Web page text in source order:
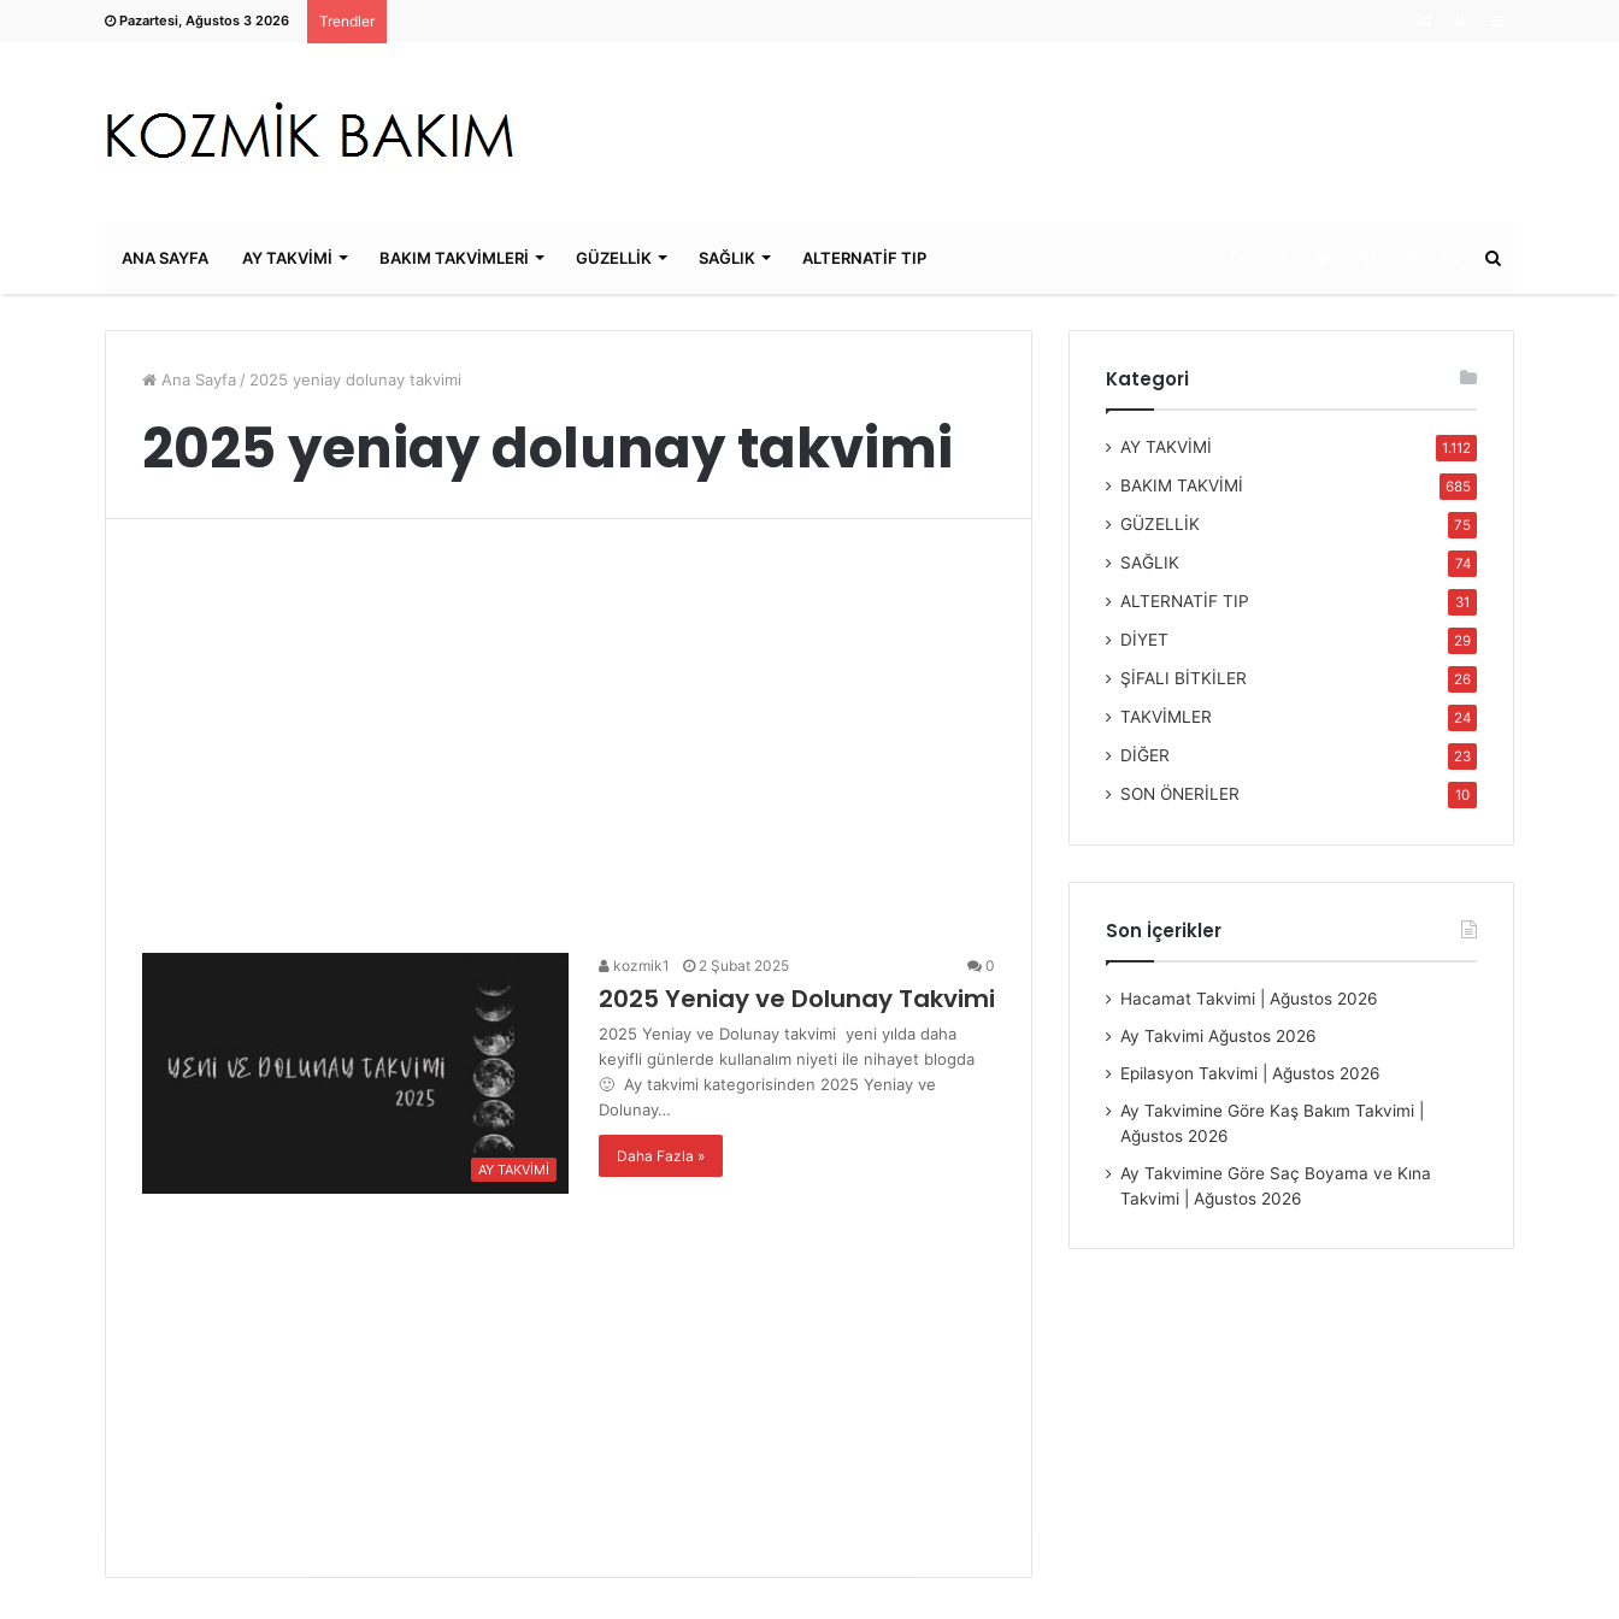
Pazartesi, Ağustos 3 2026 Trendler
ANA SAYFA AY TAKVİMİ BAKIM TAKVİMLERİ GÜZELLİK SAĞLIK ALTERNATİF TIP
Ana Sayfa / 2025 yeniay dolunay takvimi
2025 yeniay dolunay takvimi
AY TAKVİMİ
kozmik1 2 Şubat 2025 0
2025 Yeniay ve Dolunay Takvimi
2025 Yeniay ve Dolunay takvimi yeni yılda daha
keyifli günlerde kullanalım niyeti ile nihayet blogda
🙂 Ay takvimi kategorisinden 2025 Yeniay ve
Dolunay…
Daha Fazla »
Kategori
AY TAKVİMİ 1.112
BAKIM TAKVİMİ 685
GÜZELLİK 75
SAĞLIK 74
ALTERNATİF TIP 31
DİYET 29
ŞİFALI BİTKİLER 26
TAKVİMLER 24
DİĞER 23
SON ÖNERİLER 10
Son İçerikler
Hacamat Takvimi | Ağustos 2026
Ay Takvimi Ağustos 2026
Epilasyon Takvimi | Ağustos 2026
Ay Takvimine Göre Kaş Bakım Takvimi |
Ağustos 2026
Ay Takvimine Göre Saç Boyama ve Kına
Takvimi | Ağustos 2026